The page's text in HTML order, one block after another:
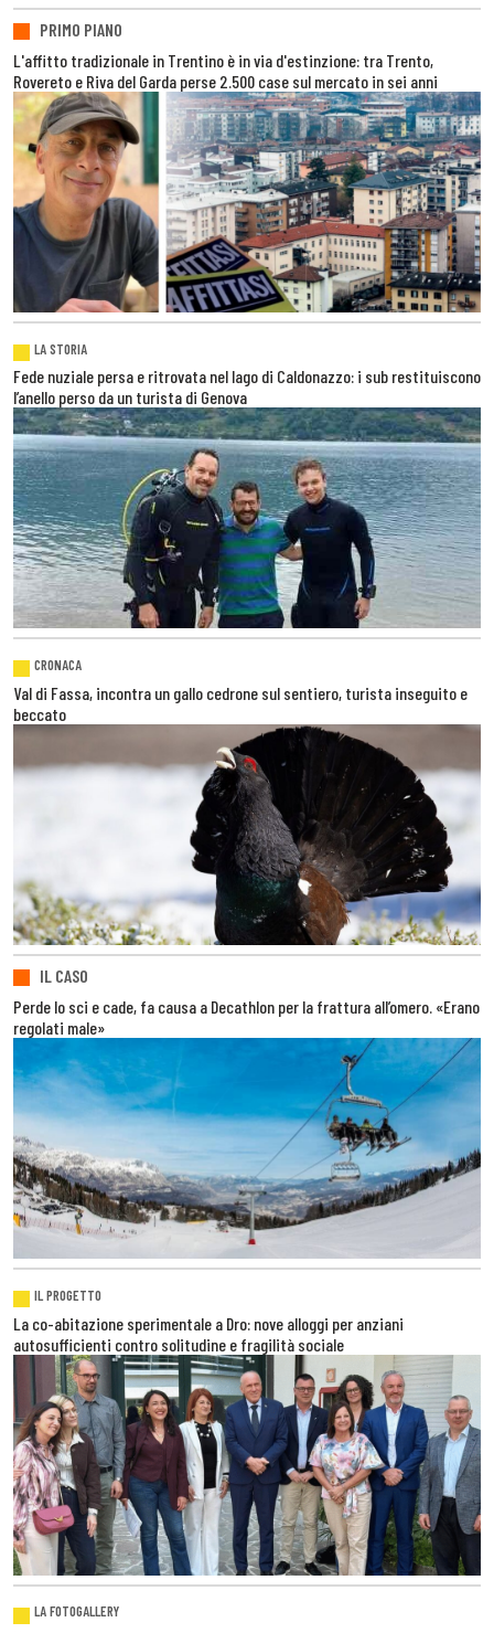
PRIMO PIANO
L'affitto tradizionale in Trentino è in via d'estinzione: tra Trento,
Rovereto e Riva del Garda perse 2.500 case sul mercato in sei anni
LA STORIA
Fede nuziale persa e ritrovata nel lago di Caldonazzo: i sub restituiscono
l’anello perso da un turista di Genova
CRONACA
Val di Fassa, incontra un gallo cedrone sul sentiero, turista inseguito e
beccato
IL CASO
Perde lo sci e cade, fa causa a Decathlon per la frattura all’omero. «Erano
regolati male»
IL PROGETTO
La co-abitazione sperimentale a Dro: nove alloggi per anziani
autosufficienti contro solitudine e fragilità sociale
LA FOTOGALLERY